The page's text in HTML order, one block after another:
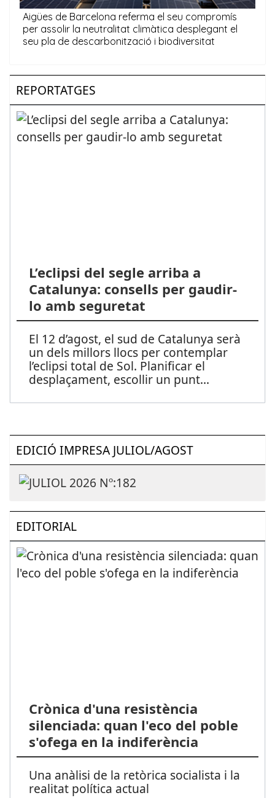
REPORTATGES
L’eclipsi del segle arriba a
Catalunya: consells per gaudir-
lo amb seguretat
El 12 d’agost, el sud de Catalunya serà
un dels millors llocs per contemplar
l’eclipsi total de Sol. Planificar el
desplaçament, escollir un punt...
EDICIÓ IMPRESA JULIOL/AGOST
EDITORIAL
Crònica d'una resistència
silenciada: quan l'eco del poble
s'ofega en la indiferència
Una anàlisi de la retòrica socialista i la
realitat política actual